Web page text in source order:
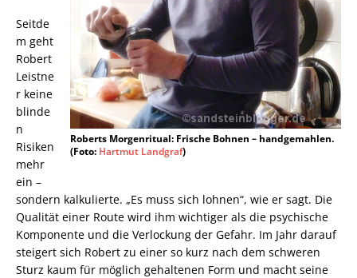
Roberts Morgenritual: Frische Bohnen – handgemahlen.
(Foto: Hartmut Landgraf)
Seitde
m geht
Robert
Leistne
r keine
blinde
n
Risiken
mehr
ein –
sondern kalkulierte. „Es muss sich lohnen“, wie er sagt. Die
Qualität einer Route wird ihm wichtiger als die psychische
Komponente und die Verlockung der Gefahr. Im Jahr darauf
steigert sich Robert zu einer so kurz nach dem schweren
Sturz kaum für möglich gehaltenen Form und macht seine